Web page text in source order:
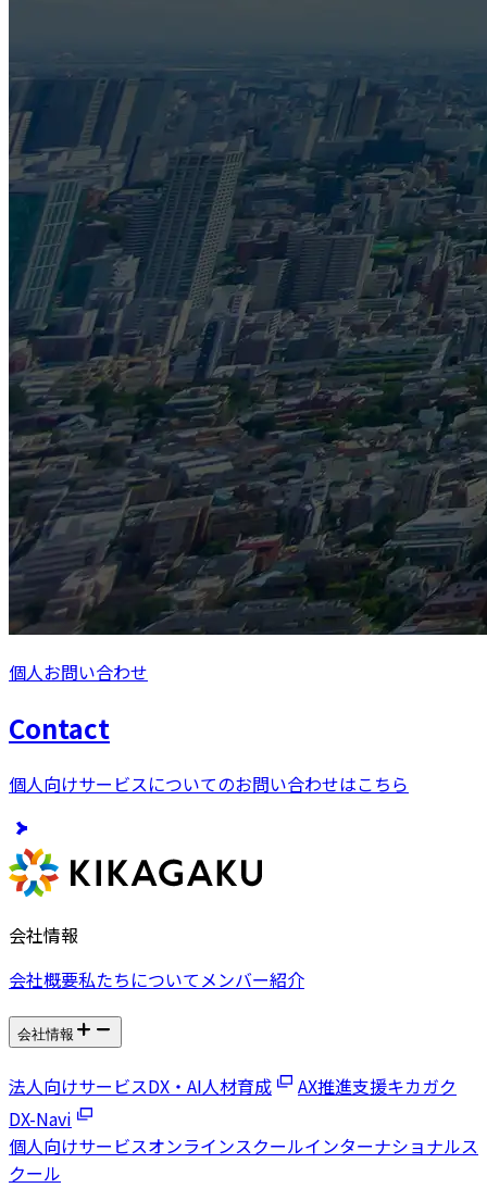
個人お問い合わせ
Contact
個人向けサービスについてのお問い合わせはこちら
会社情報
会社概要私たちについてメンバー紹介
会社情報
法人向けサービスDX・AI人材育成 AX推進支援キカガク
DX-Navi
個人向けサービスオンラインスクールインターナショナルス
クール